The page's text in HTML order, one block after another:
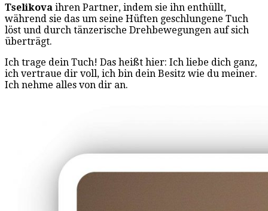
Tselikova ihren Partner, indem sie ihn enthüllt,
während sie das um seine Hüften geschlungene Tuch
löst und durch tänzerische Drehbewegungen auf sich
überträgt.
Ich trage dein Tuch! Das heißt hier: Ich liebe dich ganz,
ich vertraue dir voll, ich bin dein Besitz wie du meiner.
Ich nehme alles von dir an.